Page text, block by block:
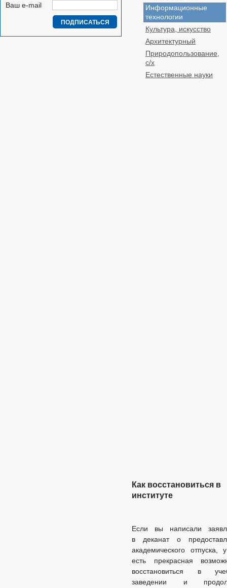
Информационные
технологии
Культура, искусство
Архитектурный
Природопользование,
с/х
Естественные науки
Как восстановиться в
институте
Если вы написали
в деканат о
академического отпуска,
есть прекрасная
восстановиться в
заведении и
Ваш e-mail